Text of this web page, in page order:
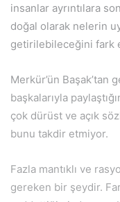
insanlar ayrıntılara
doğal olarak nelerin
getirilebileceğini fark
Merkür’ün Başak’tan
başkalarıyla
çok dürüst ve açık
bunu takdir etmiyor.
Fazla mantıklı ve
gereken bir şeydir.